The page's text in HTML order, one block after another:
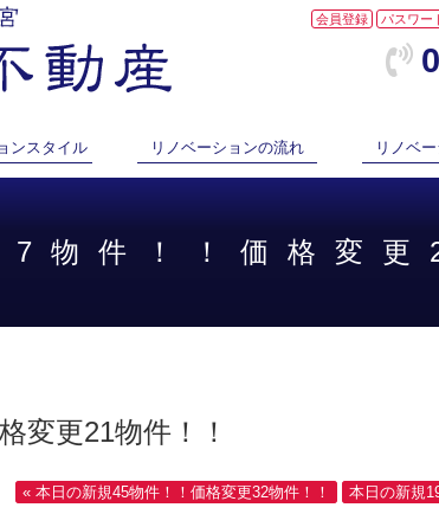
会員登録 パスワー
ンスタイル リノベーションの流れ リノベ
物件！！価格変更
変更21物件！！
« 本日の新規45物件！！価格変更32物件！！ 本日の新規